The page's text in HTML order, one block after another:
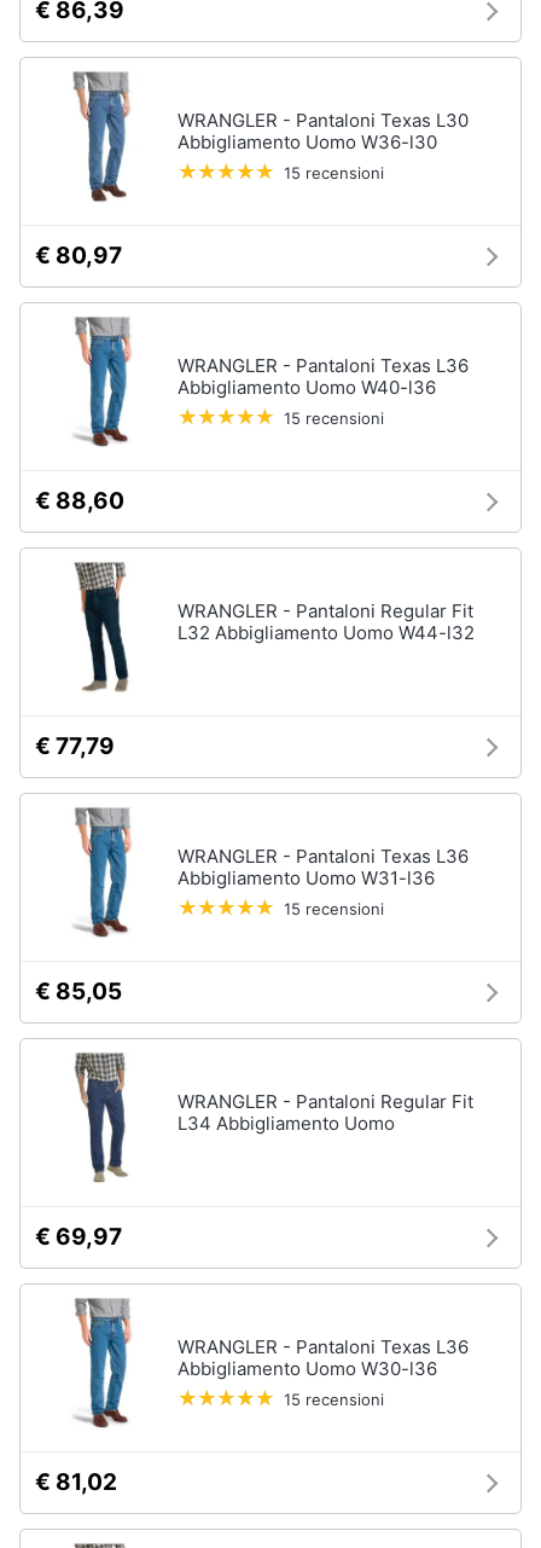
€ 86,39
WRANGLER - Pantaloni Texas L30
Abbigliamento Uomo W36-l30
15 recensioni
€ 80,97
WRANGLER - Pantaloni Texas L36
Abbigliamento Uomo W40-l36
15 recensioni
€ 88,60
WRANGLER - Pantaloni Regular Fit
L32 Abbigliamento Uomo W44-l32
€ 77,79
WRANGLER - Pantaloni Texas L36
Abbigliamento Uomo W31-l36
15 recensioni
€ 85,05
WRANGLER - Pantaloni Regular Fit
L34 Abbigliamento Uomo
€ 69,97
WRANGLER - Pantaloni Texas L36
Abbigliamento Uomo W30-l36
15 recensioni
€ 81,02